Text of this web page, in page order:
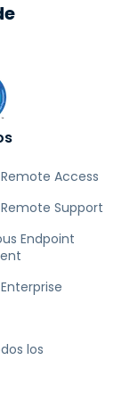
Access
Support
Endpoint
los